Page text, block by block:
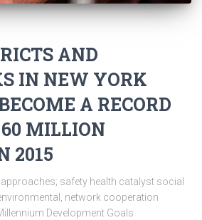
AND
IN NEW YORK
A RECORD
MILLION
2015
safety health catalyst social
network cooperation
Development Goals